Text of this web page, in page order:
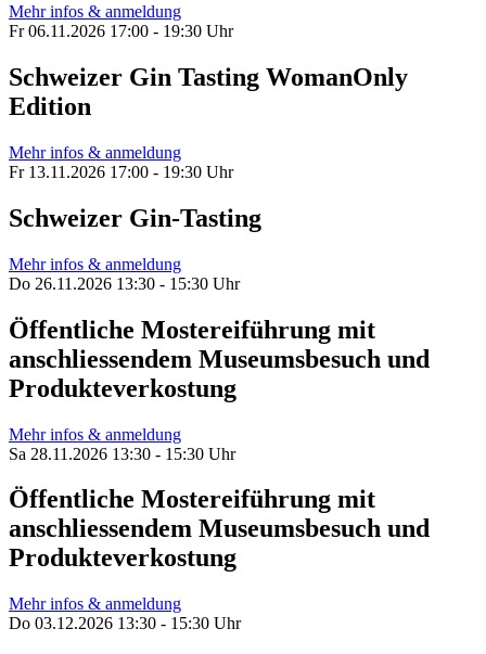
Mehr infos & anmeldung
Fr 06.11.2026 17:00 - 19:30 Uhr
Schweizer Gin Tasting WomanOnly
Edition
Mehr infos & anmeldung
Fr 13.11.2026 17:00 - 19:30 Uhr
Schweizer Gin-Tasting
Mehr infos & anmeldung
Do 26.11.2026 13:30 - 15:30 Uhr
Öffentliche Mostereiführung mit
anschliessendem Museumsbesuch und
Produkteverkostung
Mehr infos & anmeldung
Sa 28.11.2026 13:30 - 15:30 Uhr
Öffentliche Mostereiführung mit
anschliessendem Museumsbesuch und
Produkteverkostung
Mehr infos & anmeldung
Do 03.12.2026 13:30 - 15:30 Uhr